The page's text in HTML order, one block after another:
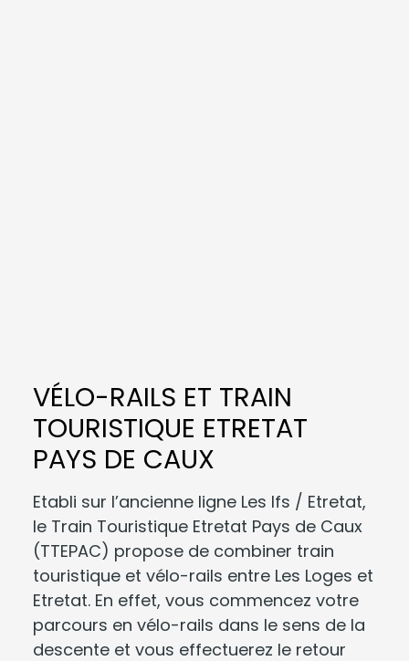
VÉLO-RAILS ET TRAIN
TOURISTIQUE ETRETAT
PAYS DE CAUX
Etabli sur l’ancienne ligne Les Ifs / Etretat,
le Train Touristique Etretat Pays de Caux
(TTEPAC) propose de combiner train
touristique et vélo-rails entre Les Loges et
Etretat. En effet, vous commencez votre
parcours en vélo-rails dans le sens de la
descente et vous effectuerez le retour